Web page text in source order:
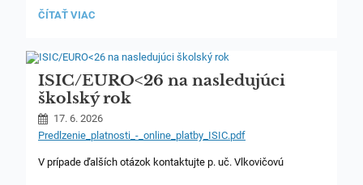
Na záver si pochutnali na islandských cukríkoch.
II.B
MISIONÁROM:
ČÍTAŤ VIAC
ISIC/EURO<26 na nasledujúci
školský rok
17. 6. 2026
Predlzenie_platnosti_-_online_platby_ISIC.pdf
V prípade ďalších otázok kontaktujte p. uč. Vlkovičovú